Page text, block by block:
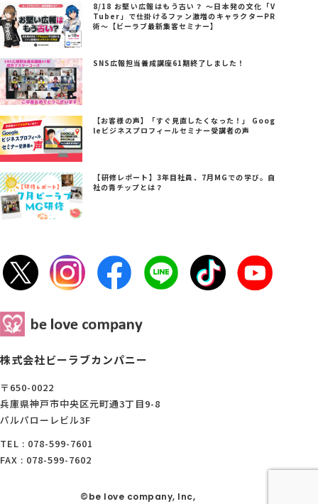
8/18 お堅い広報はもう古い？ ～日本発の文化「V
Tuber」で仕掛けるファン激増のキャラクターPR
術～【ビーラブ最新集客セミナー】
SNS広報担当養成講座61期終了しました！
【お客様の声】「すぐ見直したくなった！」 Goog
leビジネスプロフィールセミナー受講者の声
【研修レポート】3年目社員、7月MGでの学び。自
社の青チップとは？
株式会社ビーラブカンパニー
〒650-0022
兵庫県神戸市中央区元町通3丁目9-8
パルパローレビル3F
TEL : 078-599-7601
FAX : 078-599-7602
©be love company, Inc,